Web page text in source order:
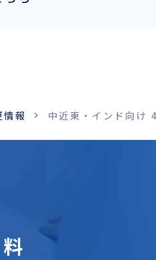
報 中近東・インド向け